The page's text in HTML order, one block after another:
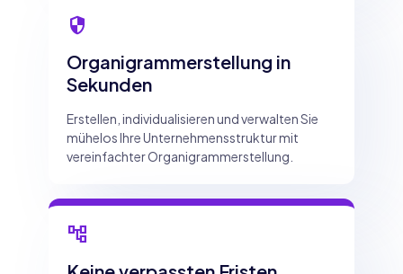
security
Organigrammerstellung in
Sekunden
Erstellen, individualisieren und verwalten Sie
mühelos Ihre Unternehmensstruktur mit
vereinfachter Organigrammerstellung.
account_tree